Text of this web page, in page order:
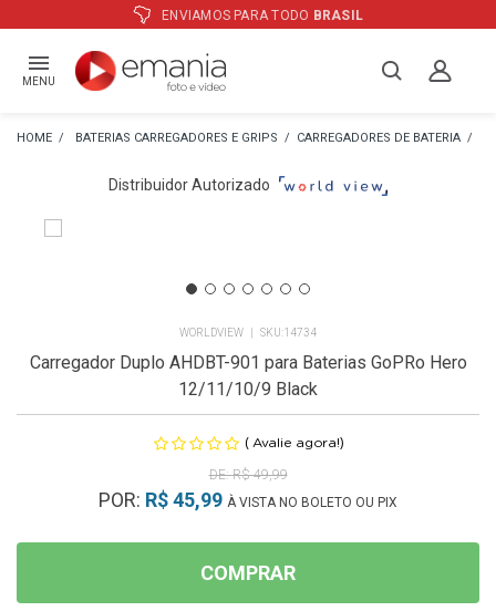
ATÉ12XE PREÇO ESPECIAL NO BOLETO
MENU
BATERIAS CARREGADORES E GRIPS CARREGADORES DE BATERIA
Distribuidor Autorizado
WORLDVIEW 14734
Carregador Duplo AHDBT-901 para Baterias GoPRo Hero
12/11/10/9 Black
( Avalie agora!)
R$ 49,99
POR: R$ 45,99 À VISTA NO BOLETO OU PIX
COMPRAR